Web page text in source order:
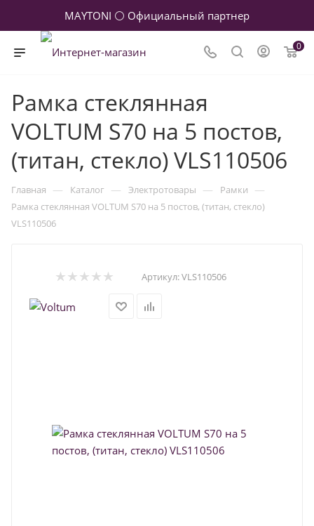
MAYTONI ⚪ Официальный партнер
0
Рамка стеклянная
VOLTUM S70 на 5 постов,
(титан, стекло) VLS110506
Главная — Каталог — Электротовары — Рамки —
Рамка стеклянная VOLTUM S70 на 5 постов, (титан, стекло)
VLS110506
Артикул:VLS110506